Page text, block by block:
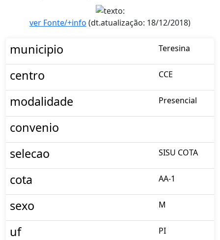
ver Fonte/+info (dt.atualização: 18/12/2018)
municipio Teresina
centro CCE
modalidade Presencial
convenio
selecao
SISU COTA
cota AA-1
sexo M
uf PI